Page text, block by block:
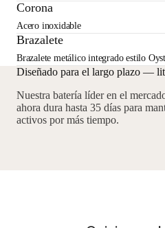
Corona
Acero inoxidable
Brazalete
Brazalete metálico integrado estilo
Diseñado para el largo plazo —
Nuestra batería líder en el
ahora dura hasta 35 días para
activos por más tiempo.